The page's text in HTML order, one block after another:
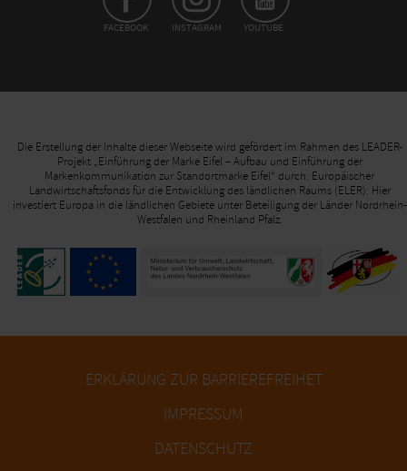
FACEBOOK INSTAGRAM YOUTUBE
Die Erstellung der Inhalte dieser Webseite wird gefördert im Rahmen des LEADER-
Projekt „Einführung der Marke Eifel – Aufbau und Einführung der
Markenkommunikation zur Standortmarke Eifel“ durch: Europäischer
Landwirtschaftsfonds für die Entwicklung des ländlichen Raums (ELER): Hier
investiert Europa in die ländlichen Gebiete unter Beteiligung der Länder Nordrhein-
Westfalen und Rheinland Pfalz.
ERKLÄRUNG ZUR BARRIEREFREIHET
IMPRESSUM
DATENSCHUTZ